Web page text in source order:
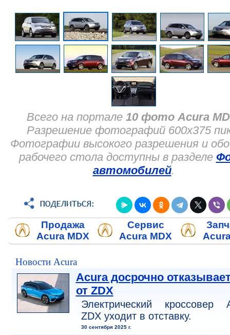
Всего на портале 10 фото Acura
Разрешение фотографий 600x375
Фотографии высокого разрешения и
рабочего стола доступны в разделе
автомобилей.
Продажа
Acura MDX
Сервис
Acura MDX
Новости Acura
Acura досрочно
от ZDX
Электрический кроссовер
ZDX уходит в отставку.
30 сентября 2025 г.